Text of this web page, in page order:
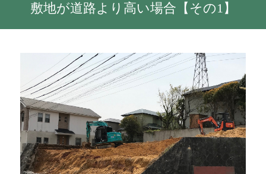
敷地が道路より高い場合【その1】